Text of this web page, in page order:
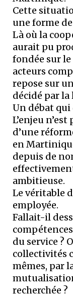
Cette
une forme
Là où la
aurait pu
fondée sur le
acteurs
repose sur
décidé par la
Un débat
L’enjeu
d’une
en
depuis de
ambitieuse.
Le véritable
employée.
Fallait-il
du service ?
collectivités
mêmes, par
recherchée ?